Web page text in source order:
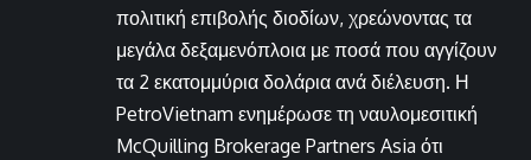
πολιτική επιβολής διοδίων, χρεώνοντας τα
μεγάλα δεξαμενόπλοια με ποσά που αγγίζουν
τα 2 εκατομμύρια δολάρια ανά διέλευση. Η
PetroVietnam ενημέρωσε τη ναυλομεσιτική
McQuilling Brokerage Partners Asia ότι